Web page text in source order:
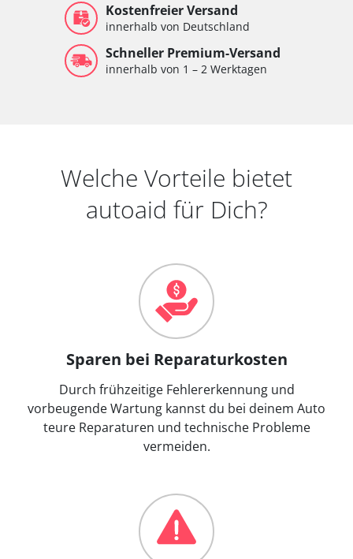
Kostenfreier Versand
innerhalb von Deutschland
Schneller Premium-Versand
innerhalb von 1 – 2 Werktagen
Welche Vorteile bietet
autoaid für Dich?
Sparen bei Reparaturkosten
Durch frühzeitige Fehlererkennung und
vorbeugende Wartung kannst du bei deinem Auto
teure Reparaturen und technische Probleme
vermeiden.